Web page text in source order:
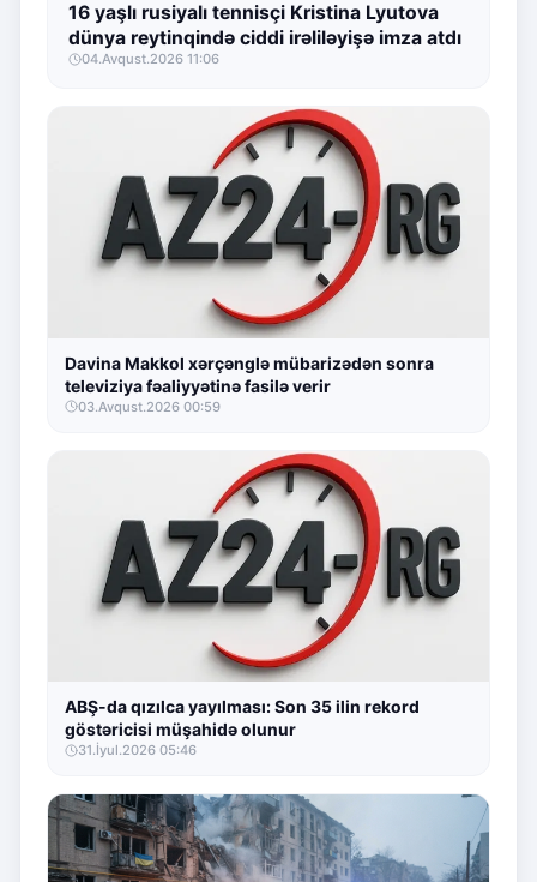
16 yaşlı rusiyalı tennisçi Kristina Lyutova
dünya reytinqində ciddi irəliləyişə imza atdı
04.Avqust.2026 11:06
Davina Makkol xərçənglə mübarizədən sonra
televiziya fəaliyyətinə fasilə verir
03.Avqust.2026 00:59
ABŞ-da qızılca yayılması: Son 35 ilin rekord
göstəricisi müşahidə olunur
31.İyul.2026 05:46